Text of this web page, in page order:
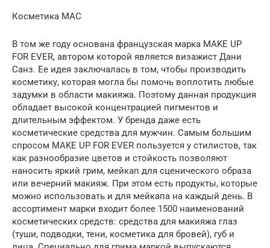
Косметика MAC
В том же году основана французская марка MAKE UP
FOR EVER, автором которой является визажист Дани
Санз. Ее идея заключалась в том, чтобы производить
косметику, которая могла бы помочь воплотить любые
задумки в области макияжа. Поэтому данная продукция
обладает высокой концентрацией пигментов и
длительным эффектом. У бренда даже есть
косметические средства для мужчин. Самым большим
спросом MAKE UP FOR EVER пользуется у стилистов, так
как разнообразие цветов и стойкость позволяют
наносить яркий грим, мейкап для сценического образа
или вечерний макияж. При этом есть продукты, которые
можно использовать и для мейкапа на каждый день. В
ассортимент марки входит более 1500 наименований
косметических средств: средства для макияжа глаз
(туши, подводки, тени, косметика для бровей), губ и